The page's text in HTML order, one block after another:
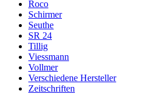
Roco
Schirmer
Seuthe
SR 24
Tillig
Viessmann
Vollmer
Verschiedene Hersteller
Zeitschriften